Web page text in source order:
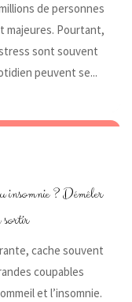
de personnes
majeures. Pourtant,
sont souvent
peuvent se...
insomnie ? Démêler
sortir
cache souvent
coupables
et l’insomnie.